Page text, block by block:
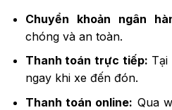
Chuyển khoản ngân
chóng và an toàn.
Thanh toán trực tiếp:
ngay khi xe đến đón.
Thanh toán online: Qua